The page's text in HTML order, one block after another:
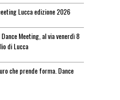
Lucca edizione 2026
Meeting, al via venerdì 8
di Lucca
che prende forma. Dance